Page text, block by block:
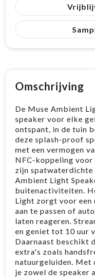
Omschrijving
De Muse Ambient
speaker voor elke
ontspant, in de tuin
deze splash-proof
met een vermogen
NFC-koppeling
zijn spatwaterdichte
Ambient Light
buitenactiviteiten.
Light zorgt voor een
aan te passen of
laten reageren.
en geniet tot 10 uur
Daarnaast beschikt
extra's zoals
natuurgeluiden. Met
je zowel de speaker